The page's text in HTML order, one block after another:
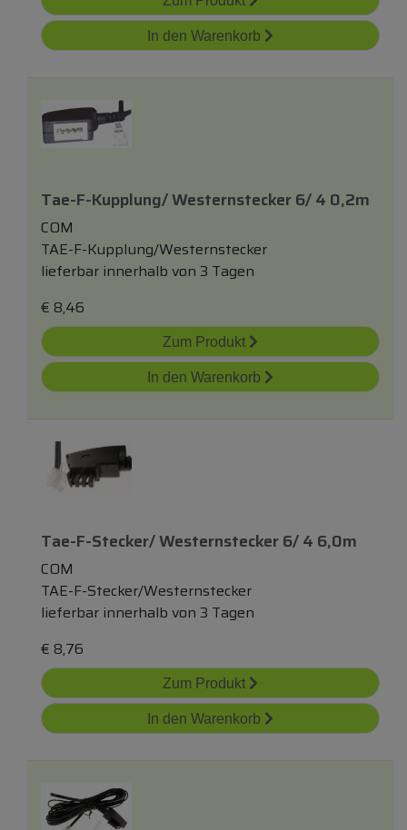
In den Warenkorb
Tae-F-Kupplung/ Westernstecker 6/ 4 0,2m
COM
TAE-F-Kupplung/Westernstecker
lieferbar innerhalb von 3 Tagen
€ 8,46
Zum Produkt
In den Warenkorb
Tae-F-Stecker/ Westernstecker 6/ 4 6,0m
COM
TAE-F-Stecker/Westernstecker
lieferbar innerhalb von 3 Tagen
€ 8,76
Zum Produkt
In den Warenkorb